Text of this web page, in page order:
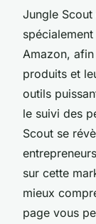
Jungle
Amazon,
produits et
outils
le suivi des
Scout se
sur cette
mieux
page vous